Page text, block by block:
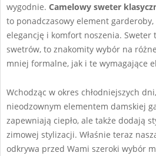
wygodnie. Camelowy sweter
to ponadczasowy element garderoby,
elegancję i komfort noszenia.
swetrów, to znakomity wybór na
mniej formalne, jak i te wymagające
Wchodząc w okres chłodniejszych
nieodzownym elementem damskiej
zapewniają ciepło, ale także dodają
zimowej stylizacji. Właśnie teraz
odkrywa przed Wami szeroki wybór